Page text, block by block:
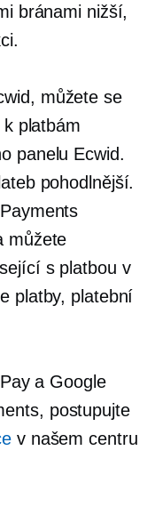
bránami nižší,
můžete se
platbám
panelu Ecwid.
pohodlnější.
můžete
s platbou v
platby, platební
a Google
postupujte
v našem centru